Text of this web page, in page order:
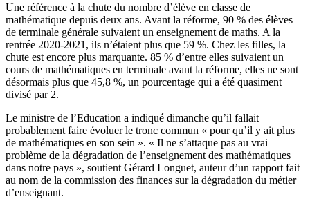
Une référence à la chute du nombre d’élève en classe de
mathématique depuis deux ans. Avant la réforme, 90 % des élèves
de terminale générale suivaient un enseignement de maths. A la
rentrée 2020-2021, ils n’étaient plus que 59 %. Chez les filles, la
chute est encore plus marquante. 85 % d’entre elles suivaient un
cours de mathématiques en terminale avant la réforme, elles ne sont
désormais plus que 45,8 %, un pourcentage qui a été quasiment
divisé par 2.
Le ministre de l’Education a indiqué dimanche qu’il fallait
probablement faire évoluer le tronc commun « pour qu’il y ait plus
de mathématiques en son sein ». « Il ne s’attaque pas au vrai
problème de la dégradation de l’enseignement des mathématiques
dans notre pays », soutient Gérard Longuet, auteur d’un rapport fait
au nom de la commission des finances sur la dégradation du métier
d’enseignant.